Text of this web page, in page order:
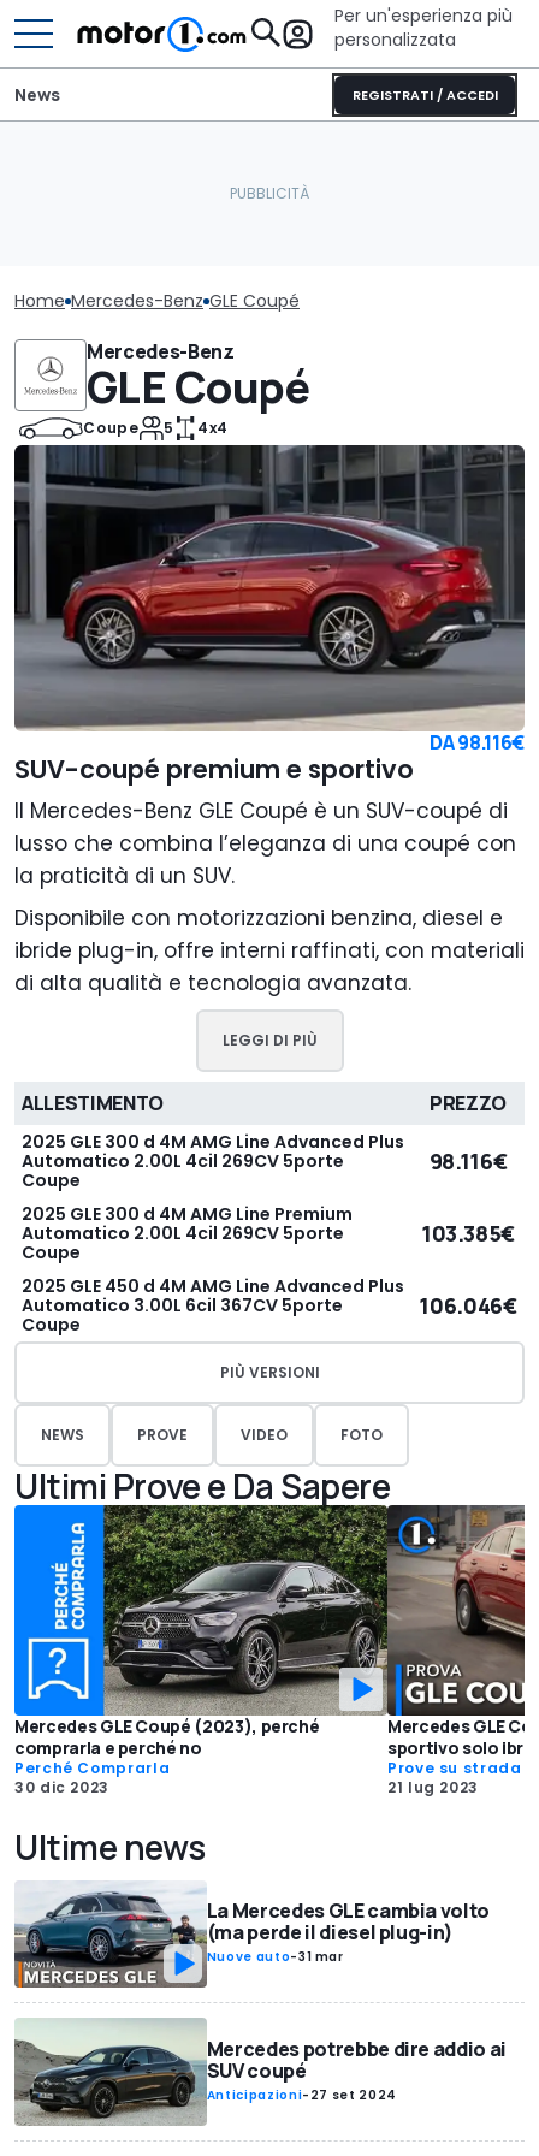
Per un'esperienza più
personalizzata
REGISTRATI / ACCEDI
News
Home Mercedes-Benz GLE Coupé
Mercedes-Benz
GLE Coupé
Coupe 5 4x4
DA98.116€
SUV-coupé premium e sportivo
Il Mercedes-Benz GLE Coupé è un SUV-coupé di
lusso che combina l’eleganza di una coupé con
la praticità di un SUV.
Disponibile con motorizzazioni benzina, diesel e
ibride plug-in, offre interni raffinati, con materiali
di alta qualità e tecnologia avanzata.
LEGGI DI PIÙ
ALLESTIMENTO PREZZO
2025 GLE 300 d 4M AMG Line Advanced Plus
Automatico 2.00L 4cil 269CV 5porte
Coupe
98.116€
2025 GLE 300 d 4M AMG Line Premium
Automatico 2.00L 4cil 269CV 5porte
Coupe
103.385€
2025 GLE 450 d 4M AMG Line Advanced Plus
Automatico 3.00L 6cil 367CV 5porte
Coupe
106.046€
PIÙ VERSIONI
NEWS PROVE VIDEO FOTO
Ultimi Prove e Da Sapere
Mercedes GLE Coupé (2023), perché
comprarla e perché no
Perché Comprarla
30 dic 2023
Mercedes GLE
sportivo solo
Prove su strada
21 lug 2023
Ultime news
La Mercedes GLE cambia volto
(ma perde il diesel plug-in)
Nuove auto-31 mar
Mercedes potrebbe dire addio ai
SUV coupé
Anticipazioni- 27 set 2024